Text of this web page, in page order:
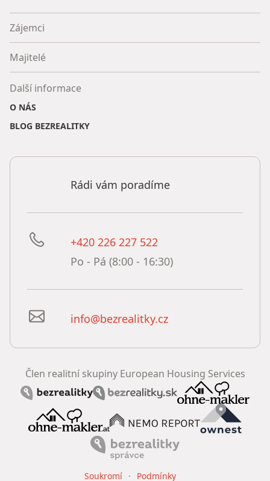
Zájemci
Majitelé
Další informace
O NÁS
BLOG BEZREALITKY
Rádi vám poradíme
+420 226 227 522
Po - Pá (8:00 - 16:30)
info@bezrealitky.cz
Člen realitní skupiny European Housing Services
Soukromí Podmínky